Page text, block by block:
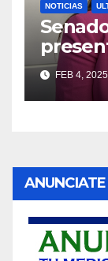
NOTICIAS
FEB 4, 2025